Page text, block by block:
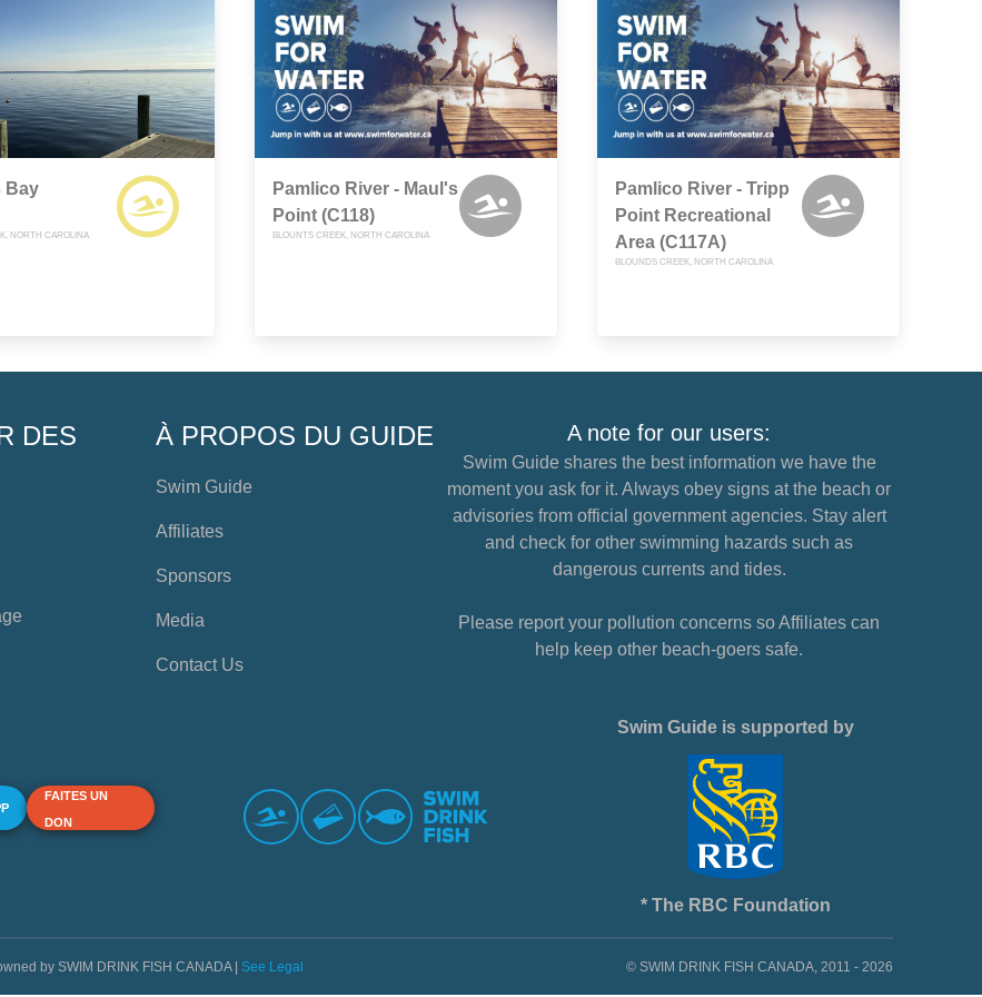
Bay
NORTH CAROLINA
Pamlico River - Maul's
Point (C118)
BLOUNTS CREEK, NORTH CAROLINA
Pamlico River - Tripp
Point Recreational
Area (C117A)
BLOUNDS CREEK, NORTH CAROLINA
DES
À PROPOS DU GUIDE
Swim Guide
Affiliates
Sponsors
Media
Contact Us
A note for our users:
Swim Guide shares the best information we have the
moment you ask for it. Always obey signs at the beach or
advisories from official government agencies. Stay alert
and check for other swimming hazards such as
dangerous currents and tides.
Please report your pollution concerns so Affiliates can
help keep other beach-goers safe.
FAITES UN
DON
Swim Guide is supported by
* The RBC Foundation
by SWIM DRINK FISH CANADA | See Legal © SWIM DRINK FISH CANADA, 2011 - 2026